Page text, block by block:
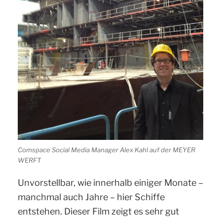
Comspace Social Media Manager Alex Kahl auf der MEYER
WERFT
Unvorstellbar, wie innerhalb einiger Monate –
manchmal auch Jahre – hier Schiffe
entstehen. Dieser Film zeigt es sehr gut